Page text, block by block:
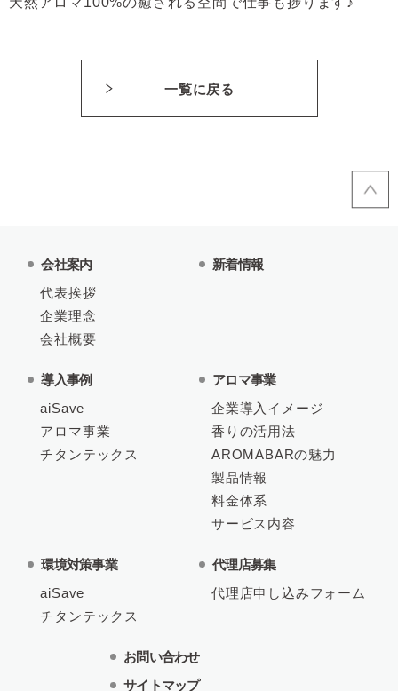
一覧に戻る
会社案内
代表挨拶
企業理念
会社概要
新着情報
導入事例
aiSave
アロマ事業
チタンテックス
アロマ事業
企業導入イメージ
香りの活用法
AROMABARの魅力
製品情報
料金体系
サービス内容
環境対策事業
aiSave
チタンテックス
代理店募集
代理店申し込みフォーム
お問い合わせ
サイトマップ